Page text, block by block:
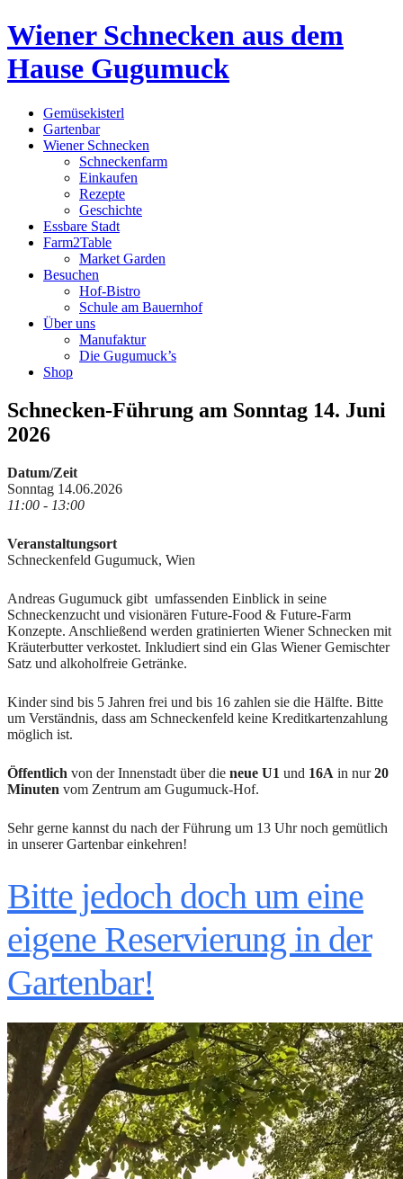
Wiener Schnecken aus dem
Hause Gugumuck
Gemüsekisterl
Gartenbar
Wiener Schnecken
Schneckenfarm
Einkaufen
Rezepte
Geschichte
Essbare Stadt
Farm2Table
Market Garden
Besuchen
Hof-Bistro
Schule am Bauernhof
Über uns
Manufaktur
Die Gugumuck’s
Shop
Schnecken-Führung am Sonntag 14. Juni
2026
Datum/Zeit
Sonntag 14.06.2026
11:00 - 13:00
Veranstaltungsort
Schneckenfeld Gugumuck, Wien
Andreas Gugumuck gibt umfassenden Einblick in seine
Schneckenzucht und visionären Future-Food & Future-Farm
Konzepte. Anschließend werden gratinierten Wiener Schnecken mit
Kräuterbutter verkostet. Inkludiert sind ein Glas Wiener Gemischter
Satz und alkoholfreie Getränke.
Kinder sind bis 5 Jahren frei und bis 16 zahlen sie die Hälfte. Bitte
um Verständnis, dass am Schneckenfeld keine Kreditkartenzahlung
möglich ist.
Öffentlich von der Innenstadt über die neue U1 und 16A in nur20
Minuten vom Zentrum am Gugumuck-Hof.
Sehr gerne kannst du nach der Führung um 13 Uhr noch gemütlich
in unserer Gartenbar einkehren!
Bitte jedoch doch um eine
eigene Reservierung in der
Gartenbar!